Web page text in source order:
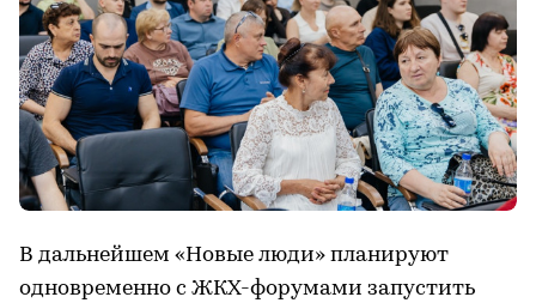
В дальнейшем «Новые люди» планируют
одновременно с ЖКХ-форумами запустить